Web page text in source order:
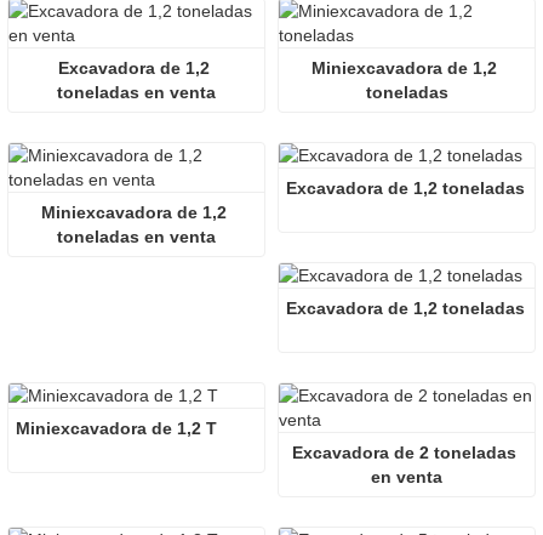
Excavadora de 1,2
toneladas en venta
Miniexcavadora de 1,2
toneladas
Miniexcavadora de 1,2
toneladas en venta
Excavadora de 1,2 toneladas
Excavadora de 1,2 toneladas
Miniexcavadora de 1,2 T
Excavadora de 2 toneladas
en venta